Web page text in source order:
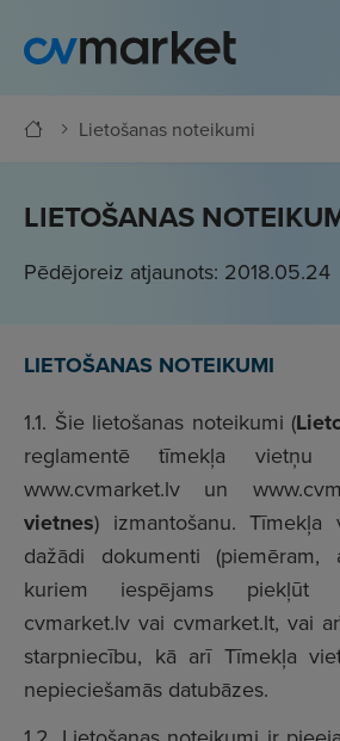
Lietošanas noteikumi
LIETOŠANAS
Pēdējoreiz atjaunots: 2018.05.24
LIETOŠANAS NOTEIKUMI
1.1. Šie lietošanas noteikumi (
reglamentē tīmekļa vietņu
www.cvmarket.lv un
vietnes) izmantošanu. Tīmekļa
dažādi dokumenti (piemēram,
kuriem iespējams piekļūt
cvmarket.lv vai cvmarket.lt, vai
starpniecību, kā arī Tīmekļa
nepieciešamās datubāzes.